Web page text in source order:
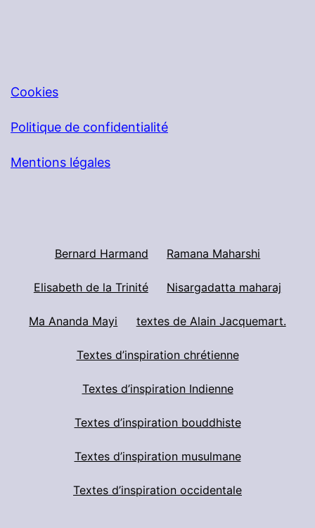
Cookies
Politique de confidentialité
Mentions légales
Bernard Harmand Ramana Maharshi
Elisabeth de la Trinité Nisargadatta maharaj
Ma Ananda Mayi textes de Alain Jacquemart.
Textes d’inspiration chrétienne
Textes d’inspiration Indienne
Textes d’inspiration bouddhiste
Textes d’inspiration musulmane
Textes d’inspiration occidentale